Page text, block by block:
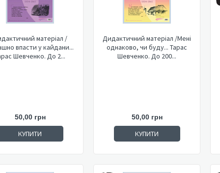
матеріал /
впасти у кайдани...
Шевченко. До 2...
50,00 грн
КУПИТИ
Дидактичний матеріал /Мені
однаково, чи буду... Тарас
Шевченко. До 200...
50,00 грн
КУПИТИ